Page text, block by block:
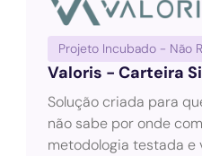
Projeto Incubado - Não
Valoris - Carteira
Solução criada para
não sabe por onde
metodologia testada e